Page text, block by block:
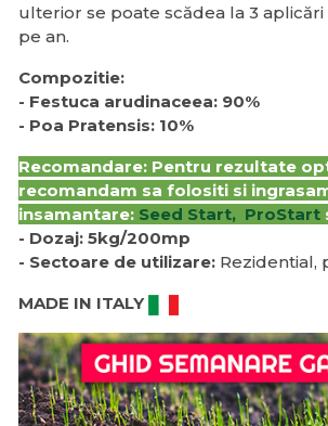
ulterior se poate scădea la 3
pe an.
Compozitie:
- Festuca arudinaceea: 90%
- Poa Pratensis: 10%
Recomandare: Pentru rezultate
recomandam sa folositi si
insamantare: Seed Start, ProStart
- Dozaj: 5kg/200mp
- Sectoare de utilizare: Rezidential,
MADE IN ITALY